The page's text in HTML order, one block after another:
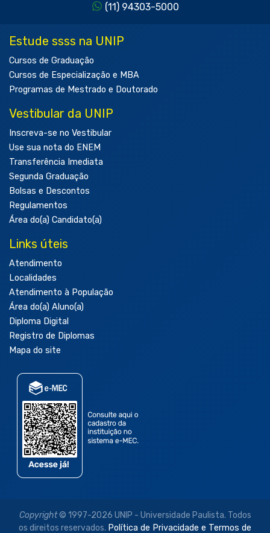
(11) 94303-5000
Estude ssss na UNIP
Cursos de Graduação
Cursos de Especialização e MBA
Programas de Mestrado e Doutorado
Vestibular da UNIP
Inscreva-se no Vestibular
Use sua nota do ENEM
Transferência Imediata
Segunda Graduação
Bolsas e Descontos
Regulamentos
Área do(a) Candidato(a)
Links úteis
Atendimento
Localidades
Atendimento à População
Área do(a) Aluno(a)
Diploma Digital
Registro de Diplomas
Mapa do site
Copyright© 1997-2026 UNIP - Universidade Paulista. Todos
os direitos reservados. Política de Privacidade e Termos de